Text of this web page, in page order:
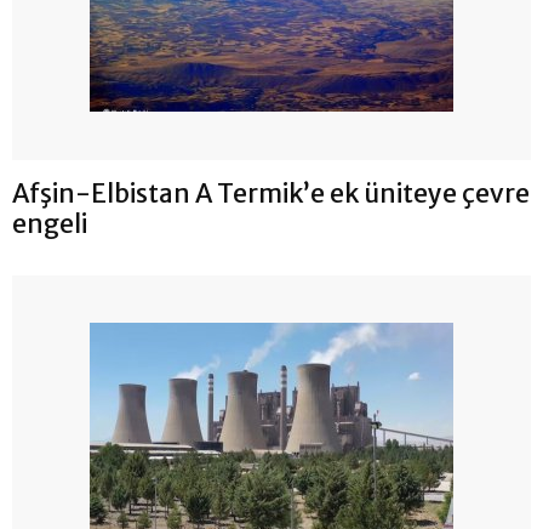
Afşin-Elbistan A Termik’e ek üniteye çevre
engeli